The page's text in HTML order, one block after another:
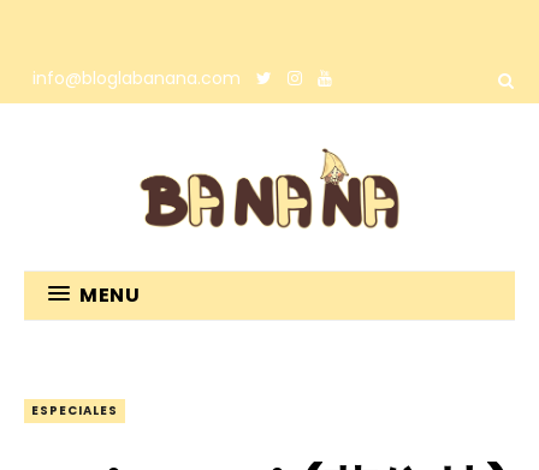
info@bloglabanana.com
MENU
ESPECIALES